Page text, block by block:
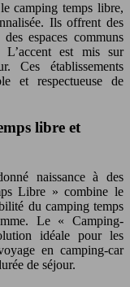
camping temps libre,
Ils offrent des
espaces communs
L’accent est mis sur
Ces établissements
et respectueuse de
libre et
naissance à des
Libre » combine le
du camping temps
Le « Camping-
idéale pour les
en camping-car
de séjour.